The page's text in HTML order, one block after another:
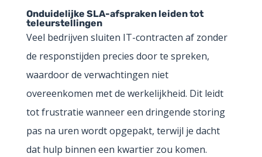
Onduidelijke SLA-afspraken leiden tot
teleurstellingen
Veel bedrijven sluiten IT-contracten af zonder
de responstijden precies door te spreken,
waardoor de verwachtingen niet
overeenkomen met de werkelijkheid. Dit leidt
tot frustratie wanneer een dringende storing
pas na uren wordt opgepakt, terwijl je dacht
dat hulp binnen een kwartier zou komen.